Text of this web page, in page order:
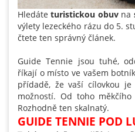
Hledáteturistickou obuvna
výlety lezeckého rázu do 5.
čtete ten správný článek.
Guide Tennie jsou tuhé,
říkají o místo ve vašem
přídadě, že vaší cílovkou
možností. Od toho
Rozhodně ten skalnatý.
GUIDE TENNIE POD